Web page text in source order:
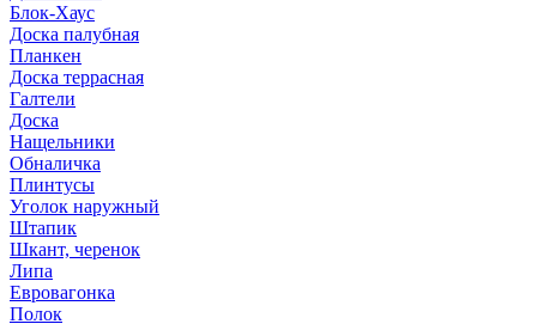
Блок-Хаус
Доска палубная
Планкен
Доска террасная
Галтели
Доска
Нащельники
Обналичка
Плинтусы
Уголок наружный
Штапик
Шкант, черенок
Липа
Евровагонка
Полок